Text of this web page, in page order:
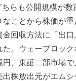
らも公開規模が数
なことから株価が
金回収方法に「出
。ウェーブロッ
、東証二部市場で
出株放出元がエム